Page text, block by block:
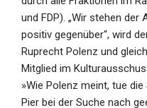
und FDP). „Wir stehen
positiv gegenüber“, wird
Ruprecht Polenz und
Mitglied im
»Wie Polenz meint, tue
Pier bei der Suche nach